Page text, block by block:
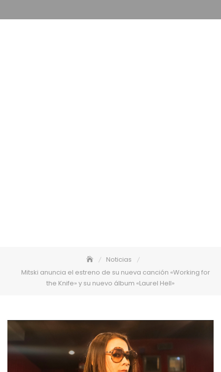
Noticias
Mitski anuncia el estreno de su nueva canción «Working for
the Knife» y su nuevo álbum «Laurel Hell»